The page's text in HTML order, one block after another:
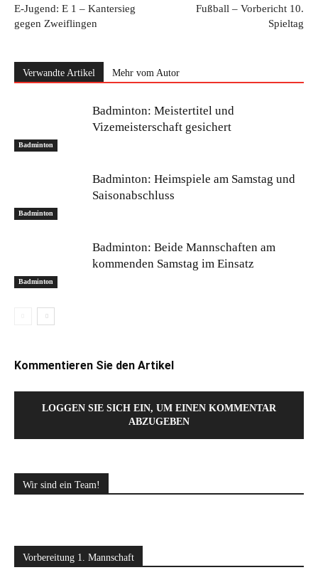
E-Jugend: E 1 – Kantersieg
gegen Zweiflingen
Fußball – Vorbericht 10.
Spieltag
Verwandte Artikel Mehr vom Autor
Badminton
Badminton: Meistertitel und
Vizemeisterschaft gesichert
Badminton
Badminton: Heimspiele am Samstag und
Saisonabschluss
Badminton
Badminton: Beide Mannschaften am
kommenden Samstag im Einsatz
Kommentieren Sie den Artikel
LOGGEN SIE SICH EIN, UM EINEN KOMMENTAR
ABZUGEBEN
Wir sind ein Team!
Vorbereitung 1. Mannschaft